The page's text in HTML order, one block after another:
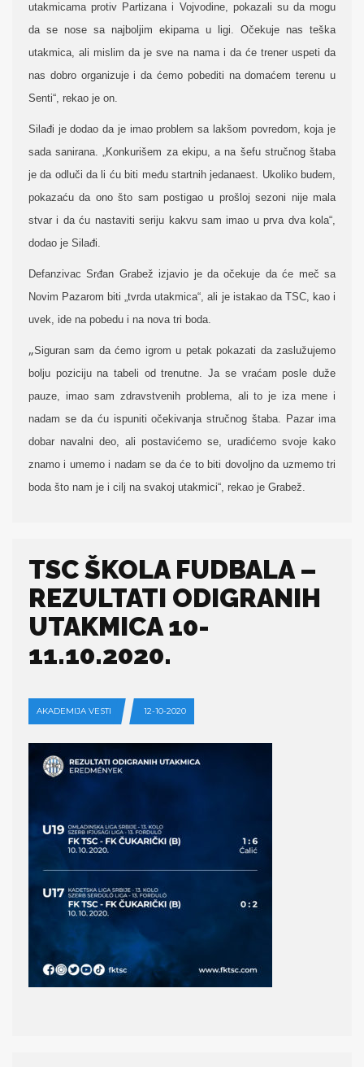
utakmicama protiv Partizana i Vojvodine, pokazali su da mogu
da se nose sa najboljim ekipama u ligi. Očekuje nas teška
utakmica, ali mislim da je sve na nama i da će trener uspeti da
nas dobro organizuje i da ćemo pobediti na domaćem terenu u
Senti“, rekao je on.
Silađi je dodao da je imao problem sa lakšom povredom, koja je
sada sanirana. „Konkurišem za ekipu, a na šefu stručnog štaba
je da odluči da li ću biti među startnih jedanaest. Ukoliko budem,
pokazaću da ono što sam postigao u prošloj sezoni nije mala
stvar i da ću nastaviti seriju kakvu sam imao u prva dva kola“,
dodao je Silađi.
Defanzivac Srđan Grabež izjavio je da očekuje da će meč sa
Novim Pazarom biti „tvrda utakmica“, ali je istakao da TSC, kao i
uvek, ide na pobedu i na nova tri boda.
„Siguran sam da ćemo igrom u petak pokazati da zaslužujemo
bolju poziciju na tabeli od trenutne. Ja se vraćam posle duže
pauze, imao sam zdravstvenih problema, ali to je iza mene i
nadam se da ću ispuniti očekivanja stručnog štaba. Pazar ima
dobar navalni deo, ali postavićemo se, uradićemo svoje kako
znamo i umemo i nadam se da će to biti dovoljno da uzmemo tri
boda što nam je i cilj na svakoj utakmici“, rekao je Grabež.
TSC ŠKOLA FUDBALA –
REZULTATI ODIGRANIH
UTAKMICA 10-
11.10.2020.
AKADEMIJA VESTI 12-10-2020